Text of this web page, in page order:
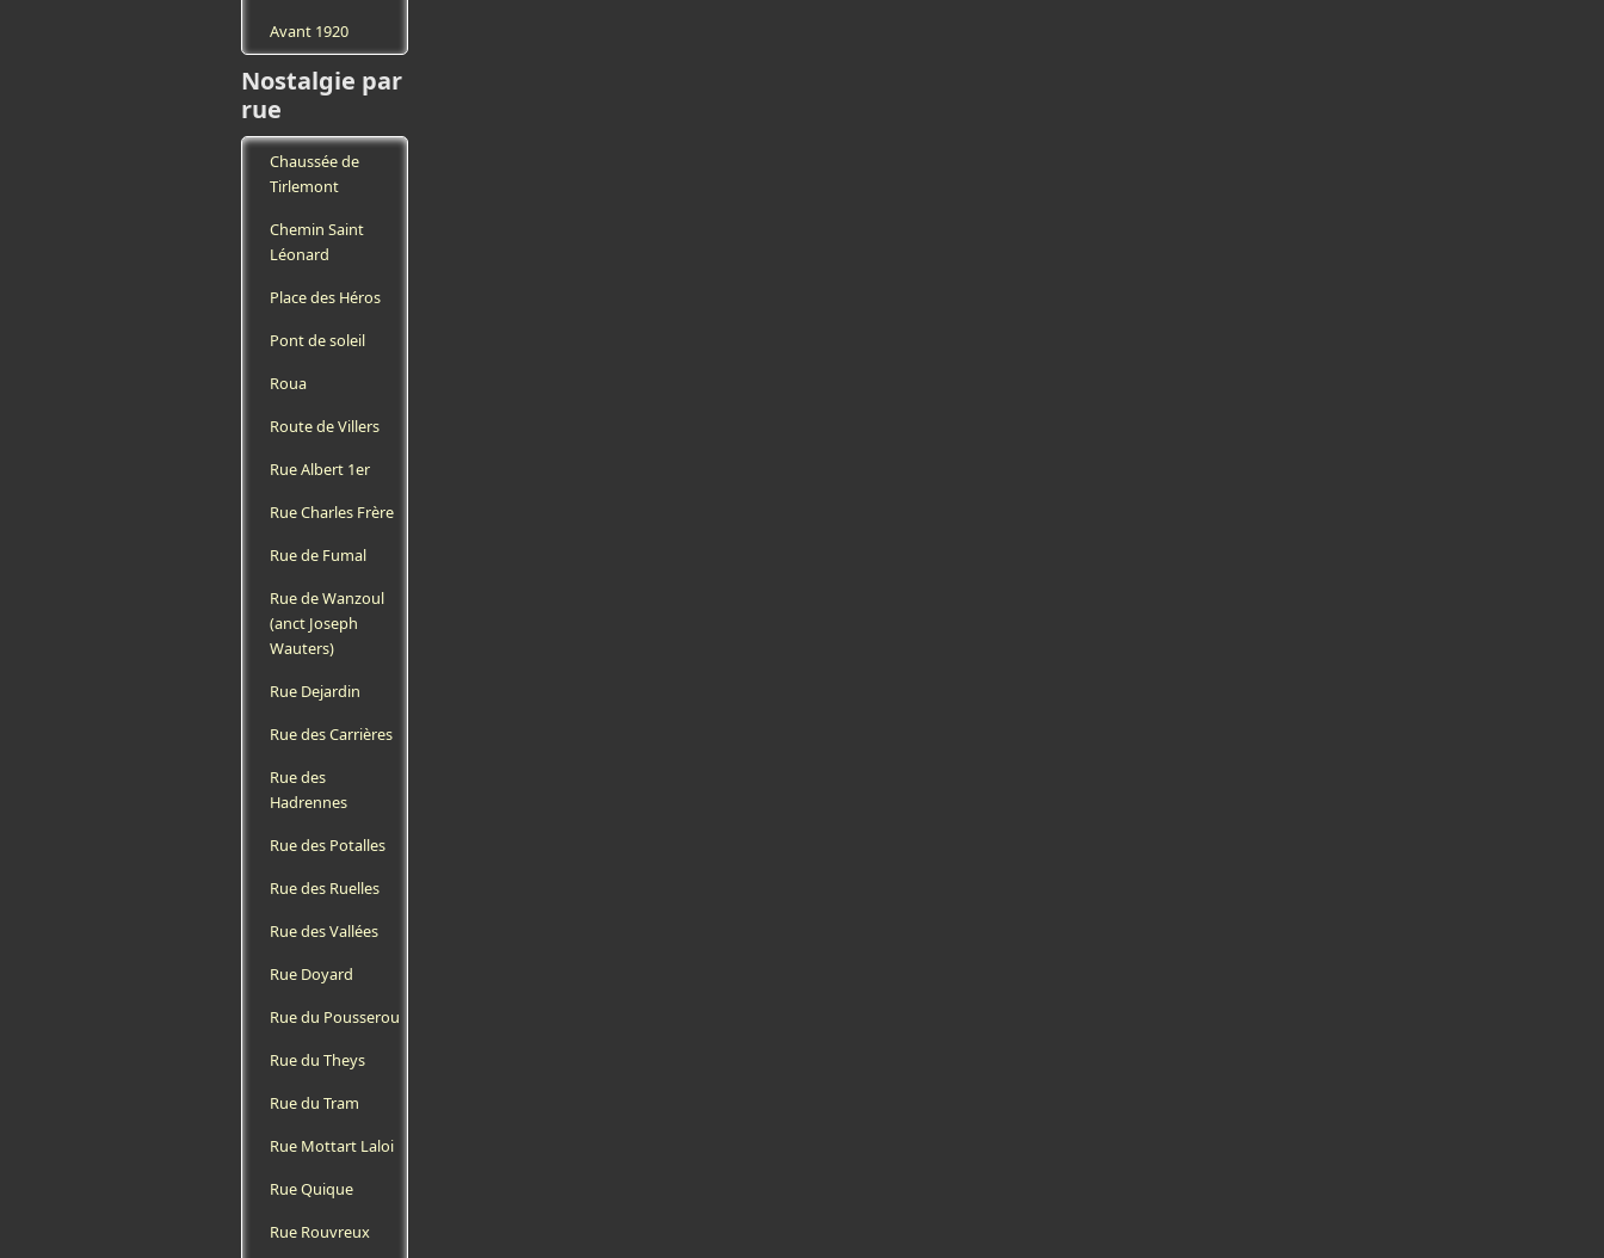
Avant 1920
Nostalgie par
rue
Chaussée de
Tirlemont
Chemin Saint
Léonard
Place des Héros
Pont de soleil
Roua
Route de Villers
Rue Albert 1er
Rue Charles Frère
Rue de Fumal
Rue de Wanzoul
(anct Joseph
Wauters)
Rue Dejardin
Rue des Carrières
Rue des
Hadrennes
Rue des Potalles
Rue des Ruelles
Rue des Vallées
Rue Doyard
Rue du Pousserou
Rue du Theys
Rue du Tram
Rue Mottart Laloi
Rue Quique
Rue Rouvreux